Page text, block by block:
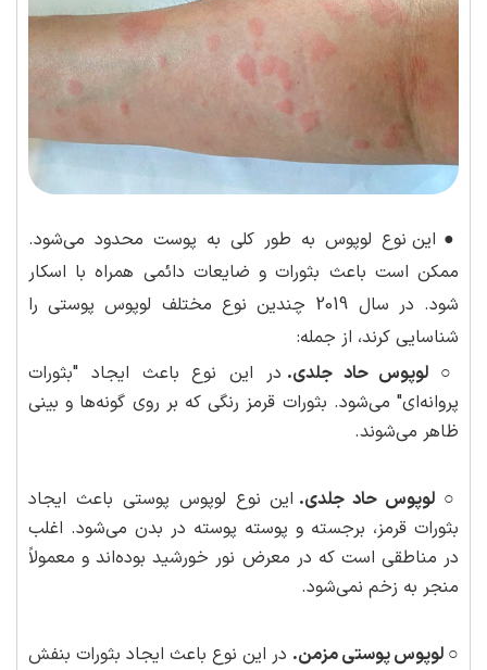
● این نوع لوپوس به طور کلی به پوست محدود می‌شود.
ممکن است باعث بثورات و ضایعات دائمی همراه با اسکار
شود. در سال 2019 چندین نوع مختلف لوپوس پوستی را
شناسایی کرند، از جمله:
○ لوپوس حاد جلدی. در این نوع باعث ایجاد "بثورات
پروانه‌ای" می‌شود. بثورات قرمز رنگی که بر روی گونه‌ها و بینی
ظاهر می‌شوند.
○ لوپوس حاد جلدی. این نوع لوپوس پوستی باعث ایجاد
بثورات قرمز، برجسته و پوسته پوسته در بدن می‌شود. اغلب
در مناطقی است که در معرض نور خورشید بوده‌اند و معمولاً
منجر به زخم نمی‌شود.
○ لوپوس پوستی مزمن. در این نوع باعث ایجاد بثورات بنفش